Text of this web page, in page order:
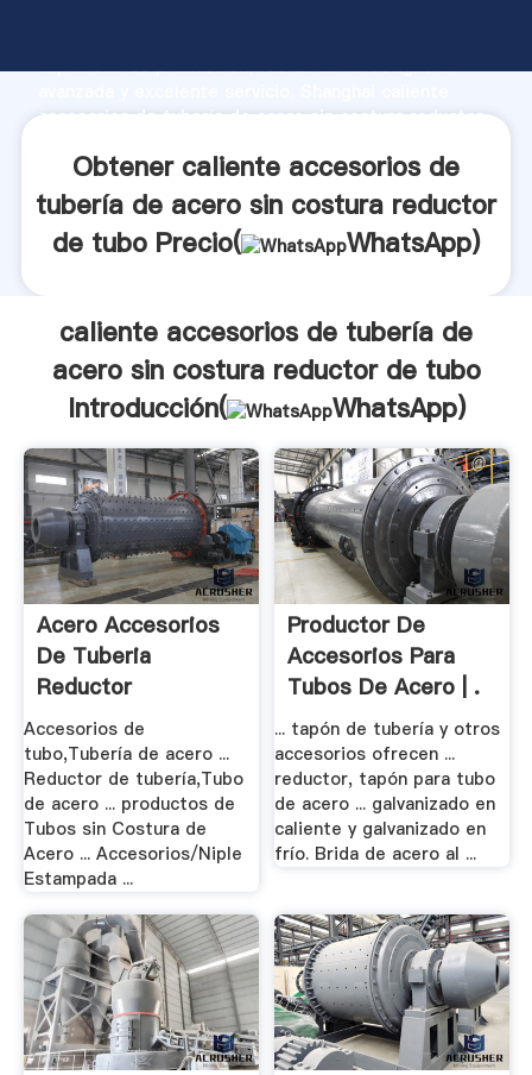
capacidad de producción, fuerza de investigación
accesorios de tubería de acero sin costura reductor
todos los clientes.
Obtener caliente accesorios de
tubería de acero sin costura reductor
de tubo Precio(
WhatsApp)
caliente accesorios de tubería de
acero sin costura reductor de tubo
Introducción(
WhatsApp)
Acero Accesorios
De Tuberia
Reductor
Accesorios de
tubo,Tubería de acero ...
Reductor de tubería,Tubo
de acero ... productos de
Tubos sin Costura de
Acero ... Accesorios/Niple
Estampada ...
Productor De
Accesorios Para
Tubos De Acero | .
... tapón de tubería y otros
accesorios ofrecen ...
reductor, tapón para tubo
de acero ... galvanizado en
caliente y galvanizado en
frío. Brida de acero al ...